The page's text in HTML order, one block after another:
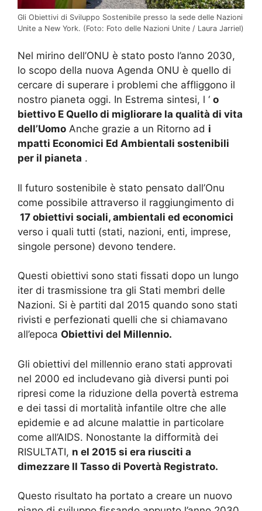
Gli Obiettivi di Sviluppo Sostenibile presso la sede delle Nazioni
Unite a New York. (Foto: Foto delle Nazioni Unite / Laura Jarriel)
Nel mirino dell’ONU è stato posto l’anno 2030,
lo scopo della nuova Agenda ONU è quello di
cercare di superare i problemi che affliggono il
nostro pianeta oggi. In Estrema sintesi, l ‘ o
biettivo E Quello di migliorare la qualità di vita
dell’Uomo Anche grazie a un Ritorno ad i
mpatti Economici Ed Ambientali sostenibili
per il pianeta .
Il futuro sostenibile è stato pensato dall’Onu
come possibile attraverso il raggiungimento di
17 obiettivi sociali, ambientali ed economici
verso i quali tutti (stati, nazioni, enti, imprese,
singole persone) devono tendere.
Questi obiettivi sono stati fissati dopo un lungo
iter di trasmissione tra gli Stati membri delle
Nazioni. Si è partiti dal 2015 quando sono stati
rivisti e perfezionati quelli che si chiamavano
all’epoca Obiettivi del Millennio.
Gli obiettivi del millennio erano stati approvati
nel 2000 ed includevano già diversi punti poi
ripresi come la riduzione della povertà estrema
e dei tassi di mortalità infantile oltre che alle
epidemie e ad alcune malattie in particolare
come all’AIDS. Nonostante la difformità dei
RISULTATI, n el 2015 si era riusciti a
dimezzare Il Tasso di Povertà Registrato.
Questo risultato ha portato a creare un nuovo